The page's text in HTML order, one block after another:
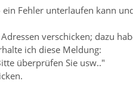
Fehler unterlaufen kann
verschicken; dazu
ich diese Meldung:
überprüfen Sie usw.."